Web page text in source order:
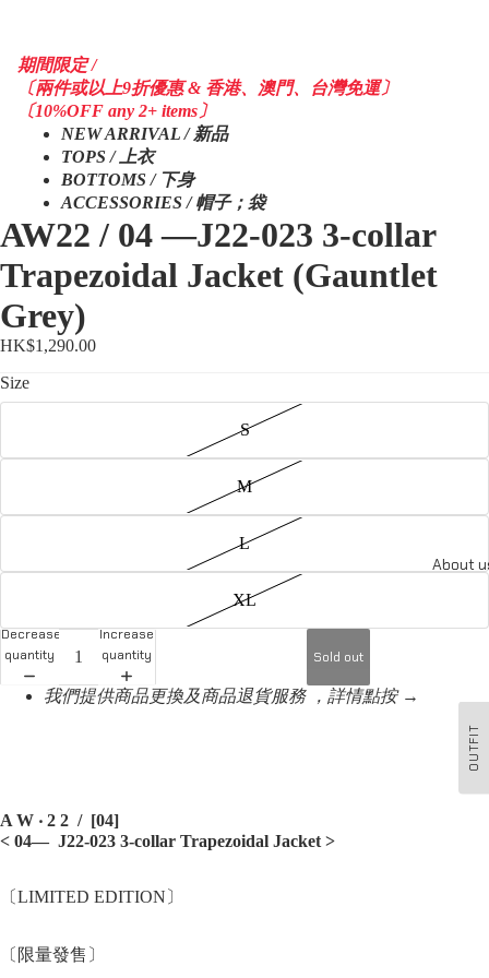
About
OUTFIT
期間限定 /
〔兩件或以上9折優惠 & 香港、澳門、台灣免運〕
〔10%OFF any 2+ items〕
NEW ARRIVAL / 新品
TOPS / 上衣
BOTTOMS / 下身
ACCESSORIES / 帽子；袋
AW22 / 04 —J22-023 3-collar
Trapezoidal Jacket (Gauntlet
Grey)
HK$1,290.00
Size
S
M
L
XL
Decrease
quantity
Increase
quantity
Sold out
我們提供商品更換及商品退貨服務 ，詳情點按 →
A W ‧ 2 2 / [04]
< 04— J22-023 3-collar Trapezoidal Jacket >
〔LIMITED EDITION〕
〔限量發售〕